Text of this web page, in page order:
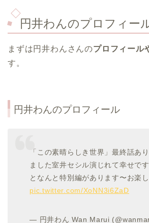
円井わんのプロフィー
まずは円井わんさんのプロフィール
す。
円井わんのプロフィール
「この素晴らしき世界」最終話あ
ました室井セシル演じれて幸せで
となんと特別編があります〜お楽し
pic.twitter.com/XoNN3i6ZaD
— 円井わん Wan Marui